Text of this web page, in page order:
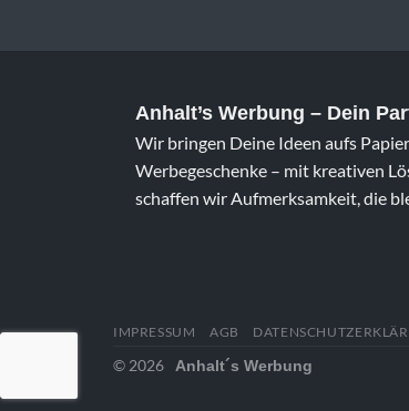
Anhalt’s Werbung – Dein
Wir bringen Deine Ideen aufs
Werbegeschenke – mit kreativen
schaffen wir Aufmerksamkeit, die
IMPRESSUM AGB
© 2026 Anhalt´s Werbung